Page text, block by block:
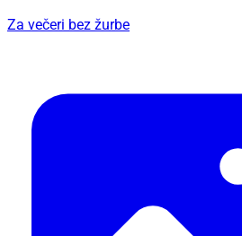
Za večeri bez žurbe